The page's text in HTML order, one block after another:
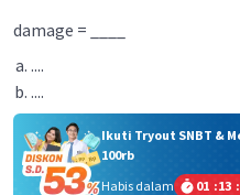
damage = ____
....
....
Ikuti Tryout SNBT &
100rb
Habis dalam
01 :13 :